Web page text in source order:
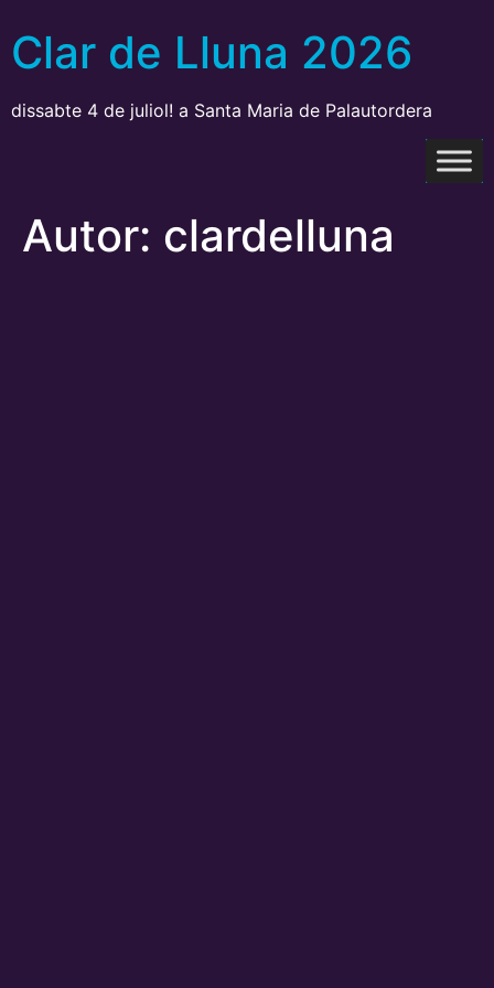
contenido
Clar de Lluna 2026
dissabte 4 de juliol! a Santa Maria de Palautordera
Autor: clardelluna